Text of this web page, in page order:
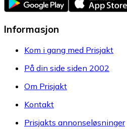
Informasjon
Kom i gang med Prisjakt
På din side siden 2002
Om Prisjakt
Kontakt
Prisjakts annonseløsninger